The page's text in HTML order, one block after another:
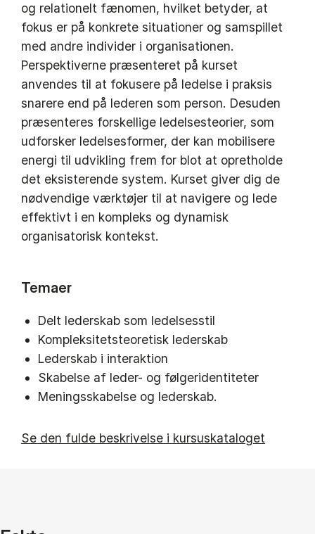
og relationelt fænomen, hvilket betyder, at
fokus er på konkrete situationer og samspillet
med andre individer i organisationen.
Perspektiverne præsenteret på kurset
anvendes til at fokusere på ledelse i praksis
snarere end på lederen som person. Desuden
præsenteres forskellige ledelsesteorier, som
udforsker ledelsesformer, der kan mobilisere
energi til udvikling frem for blot at opretholde
det eksisterende system. Kurset giver dig de
nødvendige værktøjer til at navigere og lede
effektivt i en kompleks og dynamisk
organisatorisk kontekst.
Temaer
Delt lederskab som ledelsesstil
Kompleksitetsteoretisk lederskab
Lederskab i interaktion
Skabelse af leder- og følgeridentiteter
Meningsskabelse og lederskab.
Se den fulde beskrivelse i kursuskataloget